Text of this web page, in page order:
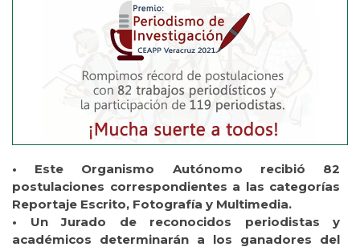
• Este Organismo Autónomo recibió 82
postulaciones correspondientes a las categorías
Reportaje Escrito, Fotografía y Multimedia.
• Un Jurado de reconocidos periodistas y
académicos determinarán a los ganadores del